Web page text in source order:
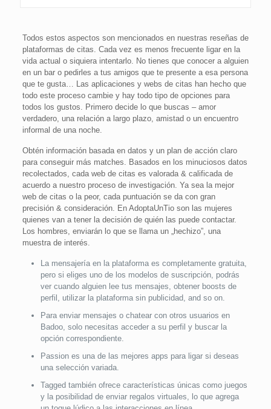
Todos estos aspectos son mencionados en nuestras reseñas de
plataformas de citas. Cada vez es menos frecuente ligar en la
vida actual o siquiera intentarlo. No tienes que conocer a alguien
en un bar o pedirles a tus amigos que te presente a esa persona
que te gusta… Las aplicaciones y webs de citas han hecho que
todo este proceso cambie y hay todo tipo de opciones para
todos los gustos. Primero decide lo que buscas – amor
verdadero, una relación a largo plazo, amistad o un encuentro
informal de una noche.
Obtén información basada en datos y un plan de acción claro
para conseguir más matches. Basados en los minuciosos datos
recolectados, cada web de citas es valorada & calificada de
acuerdo a nuestro proceso de investigación. Ya sea la mejor
web de citas o la peor, cada puntuación se da con gran
precisión & consideración. En AdoptaUnTio son las mujeres
quienes van a tener la decisión de quién las puede contactar.
Los hombres, enviarán lo que se llama un „hechizo”, una
muestra de interés.
La mensajería en la plataforma es completamente gratuita,
pero si eliges uno de los modelos de suscripción, podrás
ver cuando alguien lee tus mensajes, obtener boosts de
perfil, utilizar la plataforma sin publicidad, and so on.
Para enviar mensajes o chatear con otros usuarios en
Badoo, solo necesitas acceder a su perfil y buscar la
opción correspondiente.
Passion es una de las mejores apps para ligar si deseas
una selección variada.
Tagged también ofrece características únicas como juegos
y la posibilidad de enviar regalos virtuales, lo que agrega